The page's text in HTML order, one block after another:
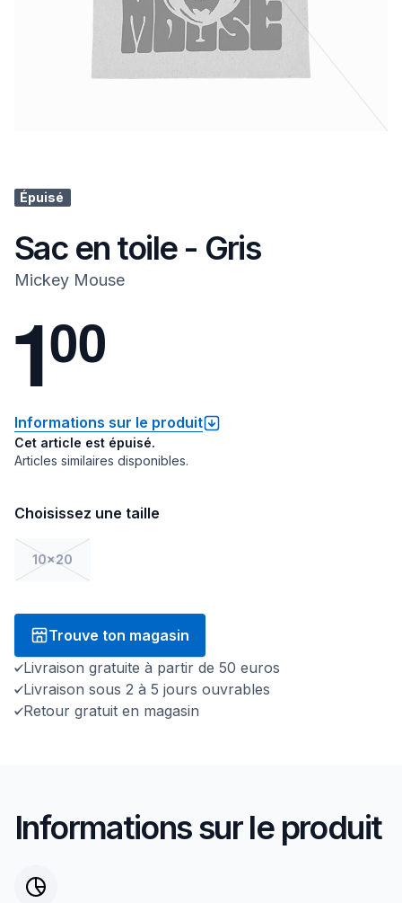
Épuisé
Sac en toile - Gris
Mickey Mouse
100
Informations sur le produit
Cet article est épuisé.
Articles similaires disponibles.
Choisissez une taille
10x20
Trouve ton magasin
Livraison gratuite à partir de 50 euros
Livraison sous 2 à 5 jours ouvrables
Retour gratuit en magasin
Informations sur le produit